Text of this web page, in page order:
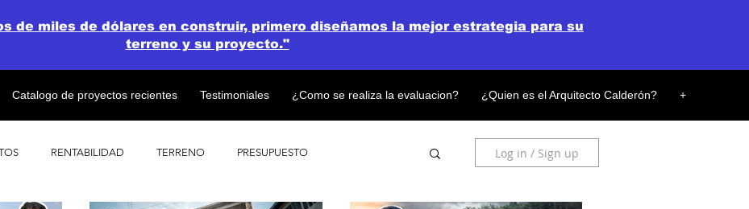
Catalogo de proyectos recientes Testimoniales ¿Como se realiza la evaluacion? ¿Quien es el Arquitecto Calderón? +
de miles de dólares en construir, primero diseñamos la mejor estrategia para su
terreno y su proyecto."
RENTABILIDAD TERRENO PRESUPUESTO Log in / Sign up